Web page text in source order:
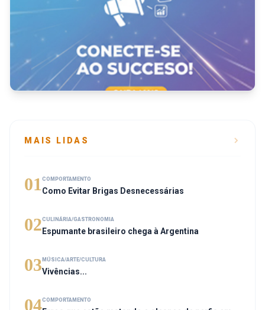
MAIS LIDAS
01 COMPORTAMENTO
Como Evitar Brigas Desnecessárias
02CULINÁRIA/GASTRONOMIA
Espumante brasileiro chega à Argentina
03 MÚSICA/ARTE/CULTURA
Vivências...
04COMPORTAMENTO